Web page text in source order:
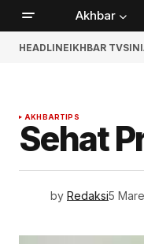
Akhbar
HEADLINEIKHBAR TV
AKHBARTIPS
Sehat
by Redaksi5